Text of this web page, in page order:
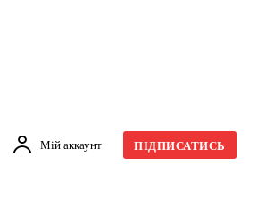
Мій аккаунт ПІДПИСАТИСЬ